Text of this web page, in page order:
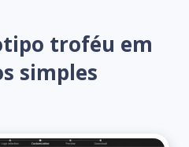
troféu em
simples